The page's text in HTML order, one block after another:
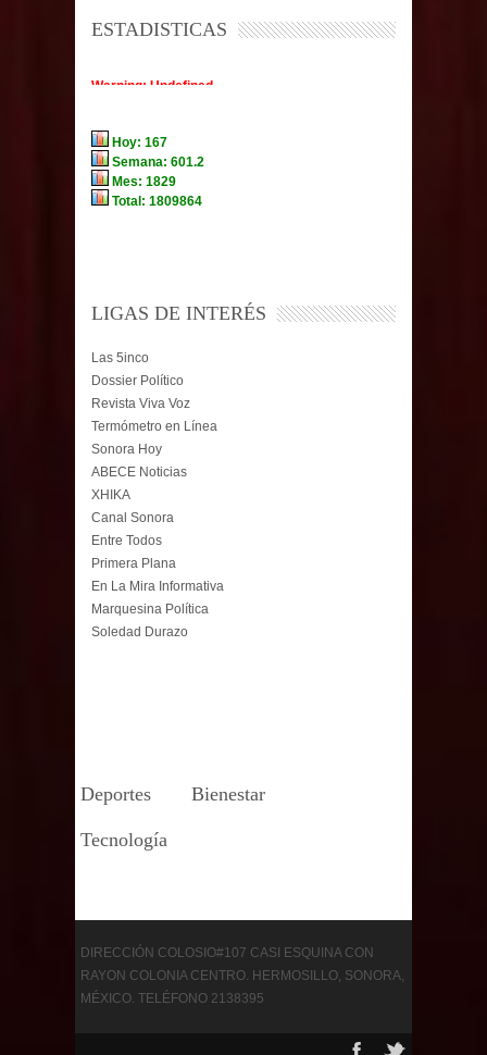
ESTADISTICAS
LIGAS DE INTERÉS
Las 5inco
Dossier Político
Revista Viva Voz
Termómetro en Línea
Sonora Hoy
ABECE Noticias
XHIKA
Canal Sonora
Entre Todos
Primera Plana
En La Mira Informativa
Marquesina Política
Soledad Durazo
Deportes Bienestar
Tecnología
DIRECCIÓN COLOSIO#107 CASI ESQUINA CON
RAYON COLONIA CENTRO. HERMOSILLO, SONORA,
MÉXICO. TELÉFONO 2138395